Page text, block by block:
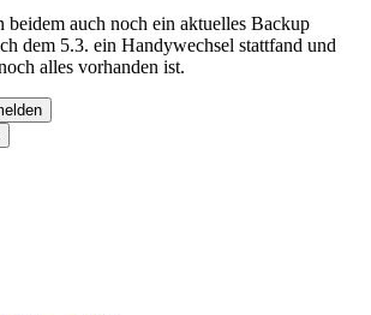
beidem auch noch ein aktuelles Backup
dem 5.3. ein Handywechsel stattfand und
alles vorhanden ist.